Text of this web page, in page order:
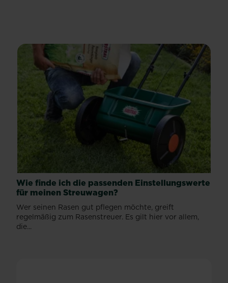
Wie finde ich die passenden Einstellungswerte
für meinen Streuwagen?
Wer seinen Rasen gut pflegen möchte, greift
regelmäßig zum Rasenstreuer. Es gilt hier vor allem,
die...